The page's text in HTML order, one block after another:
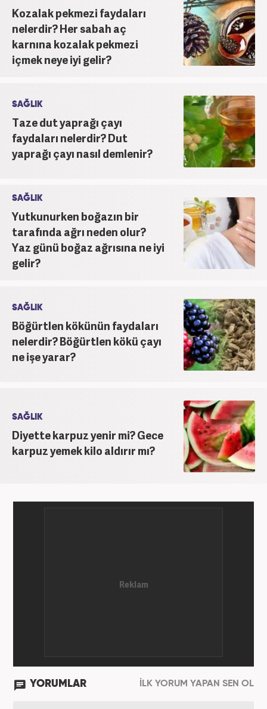
Kozalak pekmezi faydaları
nelerdir? Her sabah aç
karnına kozalak pekmezi
içmek neye iyi gelir?
SAĞLIK
Taze dut yaprağı çayı
faydaları nelerdir? Dut
yaprağı çayı nasıl demlenir?
SAĞLIK
Yutkunurken boğazın bir
tarafında ağrı neden olur?
Yaz günü boğaz ağrısına ne iyi
gelir?
SAĞLIK
Böğürtlen kökünün faydaları
nelerdir? Böğürtlen kökü çayı
ne işe yarar?
SAĞLIK
Diyette karpuz yenir mi? Gece
karpuz yemek kilo aldırır mı?
YORUMLAR İLK YORUM YAPAN SEN OL